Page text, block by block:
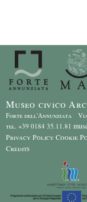
Museo civico
Forte dell'Annunziata
tel. +39 0184 35.11.81
Privacy Policy Cookie
Credits